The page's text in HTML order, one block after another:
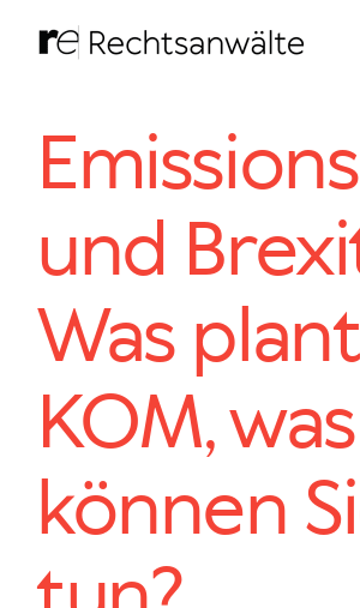
Inhalt
und
Was
KOM, was
können